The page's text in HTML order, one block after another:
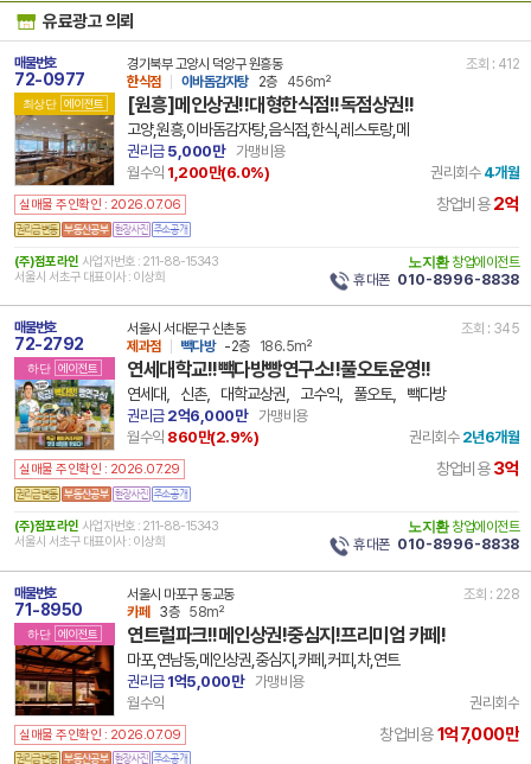
유료광고 의뢰
매물번호
72-0977
최상단 에이전트
경기북부 고양시 덕양구 원흥동
조회 : 412
한식점
이바돔감자탕 2층 456m²
[원흥]메인상권!!대형한식점!!독점상권!!
고양,원흥,이바돔감자탕,음식점,한식,레스토랑,메
권리금5,000만
가맹비용
월수익 1,200만(6.0%) 권리회수 4개월
실매물 주인확인 : 2026.07.06 창업비용2억
(주)점포라인 사업자번호 : 211-88-15343
서울시 서초구 대표이사 : 이상희
노지환 창업에이전트
휴대폰 010-8996-8838
매물번호
72-2792
하단 에이전트
서울시 서대문구 신촌동
조회 : 345
제과점
빽다방 -2층 186.5m²
연세대학교!!빽다방빵연구소!!풀오토운영!!
연세대，신촌，대학교상권，고수익，풀오토，빽다방
권리금2억6,000만
가맹비용
월수익 860만(2.9%) 권리회수 2년6개월
실매물 주인확인 : 2026.07.29 창업비용3억
(주)점포라인 사업자번호 : 211-88-15343
서울시 서초구 대표이사 : 이상희
노지환 창업에이전트
휴대폰 010-8996-8838
매물번호
71-8950
하단 에이전트
서울시 마포구 동교동
조회 : 228
카페
3층 58m²
연트럴파크!!메인상권!중심지!프리미엄 카페!
마포,연남동,메인상권,중심지,카페,커피,차,연트
권리금1억5,000만
가맹비용
월수익
권리회수
실매물 주인확인 : 2026.07.09 창업비용1억7,000만